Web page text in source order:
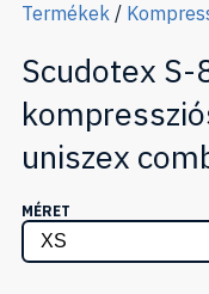
Termékek /
Scudotex
uniszex
MÉRET